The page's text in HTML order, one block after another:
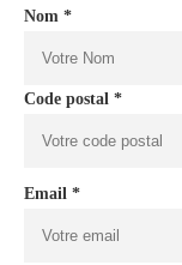
Nom *
Code postal *
Email *